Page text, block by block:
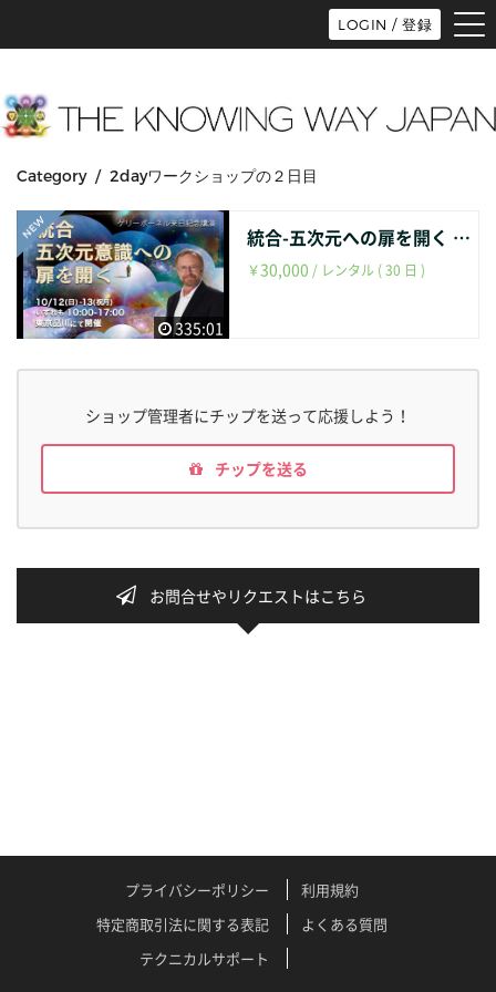
LOGIN / 登録
Category / 2dayワークショップの２日目
335:01
統合-五次元への扉を開く 2日間WS/２日目
￥30,000 / レンタル ( 30 日 )
ショップ管理者にチップを送って応援しよう！
チップを送る
お問合せやリクエストはこちら
プライバシーポリシー
利用規約
特定商取引法に関する表記
よくある質問
テクニカルサポート